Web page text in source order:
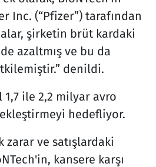
Inc. (“Pfizer”) tarafından
şirketin brüt kardaki
azaltmış ve bu da
denildi.
1,7 ile 2,2 milyar avro
hedefliyor.
zarar ve satışlardaki
kansere karşı